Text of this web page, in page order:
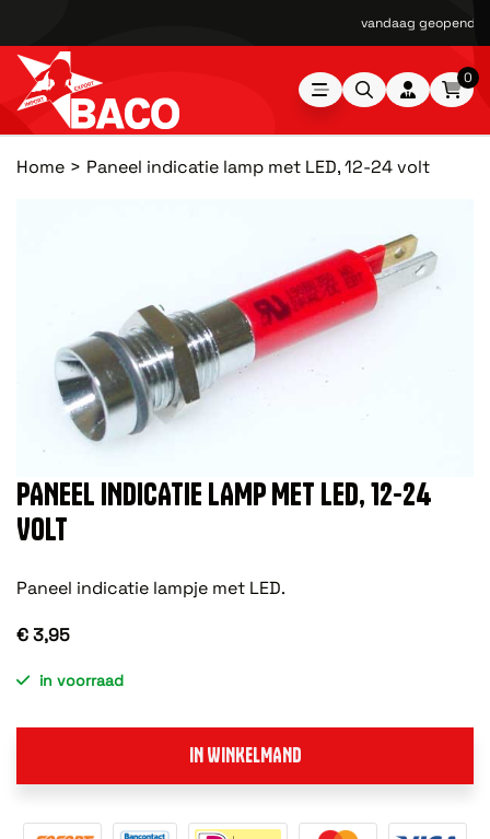
vandaag geopend
0
Home Paneel indicatie lamp met LED, 12-24 volt
PANEEL INDICATIE LAMP MET LED, 12-24
VOLT
Paneel indicatie lampje met LED.
€ 3,95
in voorraad
IN WINKELMAND